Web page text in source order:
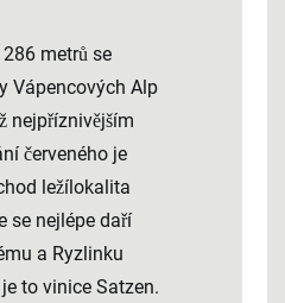
metrů se
Vápencových Alp
nejpříznivějším
červeného je
ležílokalita
se nejlépe daří
a Ryzlinku
to vinice Satzen.